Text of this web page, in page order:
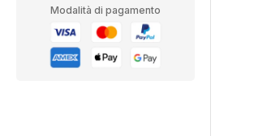
Modalità di pagamento